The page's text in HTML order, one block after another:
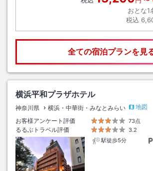
おとな1
税込
全ての宿泊プランを見
横浜平和プラザホテル
神奈川県 横浜・中華街・みなとみらい
地図
お客様アンケート評価
73点
るるぶトラベル評価
3.2
駅徒歩5分